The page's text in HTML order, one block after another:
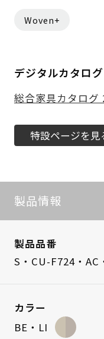
Woven+
デジタルカタロ
総合家具カタログ
特設ページを見
製品情報
製品品番
S・CU-F724・AC
カラー
BE・LI